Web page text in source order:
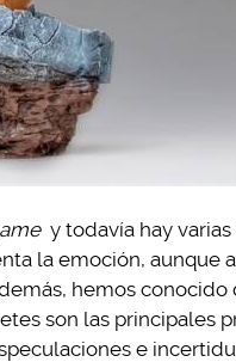
y todavía hay
la emoción, aunque
hemos conocido
son las principales
e